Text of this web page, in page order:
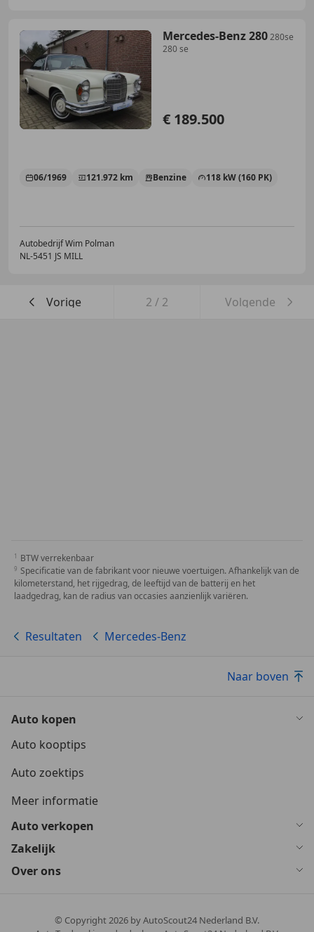
Mercedes-Benz 280280se
280 se
€ 189.500
06/1969 121.972 km Benzine 118 kW (160 PK)
Autobedrijf Wim Polman
NL-5451 JS MILL
Vorige 2 / 2 Volgende
BTW verrekenbaar
Specificatie van de fabrikant voor nieuwe voertuigen. Afhankelijk van de
kilometerstand, het rijgedrag, de leeftijd van de batterij en het
laadgedrag, kan de radius van occasies aanzienlijk variëren.
Resultaten Mercedes-Benz
Naar boven
Auto kopen
Auto kooptips
Auto zoektips
Meer informatie
Auto verkopen
Zakelijk
Over ons
© Copyright2026 by AutoScout24 Nederland B.V.